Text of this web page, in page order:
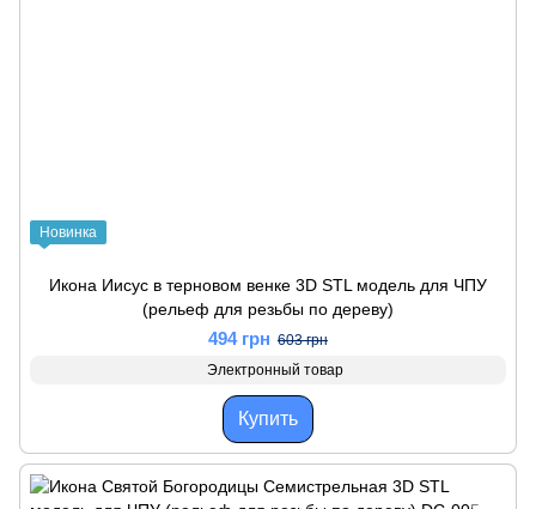
Новинка
Икона Иисус в терновом венке 3D STL модель для ЧПУ
(рельеф для резьбы по дереву)
494 грн 603 грн
Электронный товар
Купить